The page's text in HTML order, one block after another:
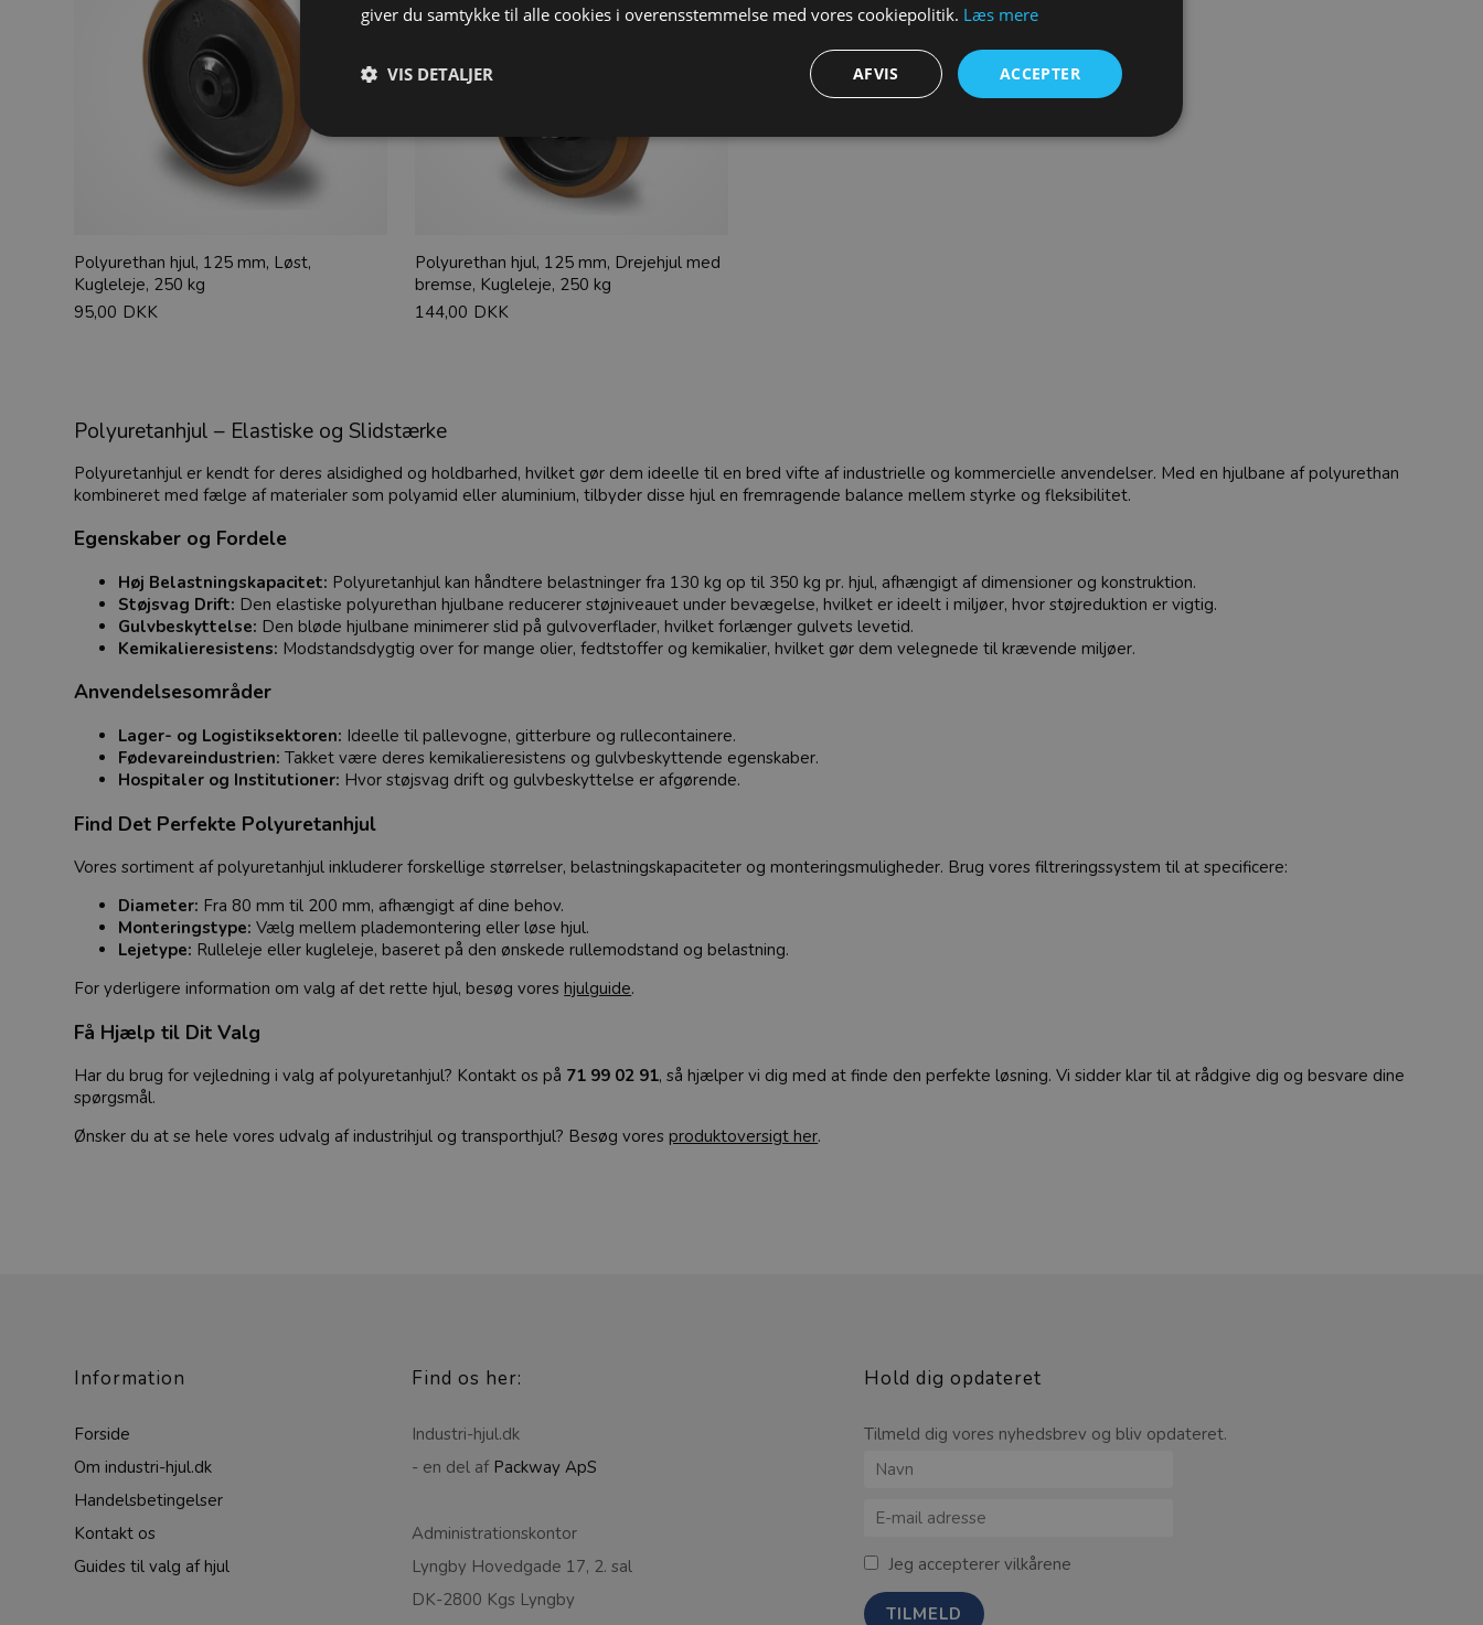
Polyurethan hjul, 125 mm, Løst,
Kugleleje, 250 kg
95,00 DKK
Polyurethan hjul, 125 mm, Drejehjul med
bremse, Kugleleje, 250 kg
144,00 DKK
Polyuretanhjul – Elastiske og Slidstærke
Polyuretanhjul er kendt for deres alsidighed og holdbarhed, hvilket gør dem ideelle til en bred vifte af industrielle og kommercielle anvendelser. Med en hjulbane af polyurethan
kombineret med fælge af materialer som polyamid eller aluminium, tilbyder disse hjul en fremragende balance mellem styrke og fleksibilitet.
Egenskaber og Fordele
Høj Belastningskapacitet: Polyuretanhjul kan håndtere belastninger fra 130 kg op til 350 kg pr. hjul, afhængigt af dimensioner og konstruktion.
Støjsvag Drift: Den elastiske polyurethan hjulbane reducerer støjniveauet under bevægelse, hvilket er ideelt i miljøer, hvor støjreduktion er vigtig.
Gulvbeskyttelse: Den bløde hjulbane minimerer slid på gulvoverflader, hvilket forlænger gulvets levetid.
Kemikalieresistens: Modstandsdygtig over for mange olier, fedtstoffer og kemikalier, hvilket gør dem velegnede til krævende miljøer.
Anvendelsesområder
Lager- og Logistiksektoren: Ideelle til pallevogne, gitterbure og rullecontainere.
Fødevareindustrien: Takket være deres kemikalieresistens og gulvbeskyttende egenskaber.
Hospitaler og Institutioner: Hvor støjsvag drift og gulvbeskyttelse er afgørende.
Find Det Perfekte Polyuretanhjul
Vores sortiment af polyuretanhjul inkluderer forskellige størrelser, belastningskapaciteter og monteringsmuligheder. Brug vores filtreringssystem til at specificere:
Diameter: Fra 80 mm til 200 mm, afhængigt af dine behov.
Monteringstype: Vælg mellem plademontering eller løse hjul.
Lejetype: Rulleleje eller kugleleje, baseret på den ønskede rullemodstand og belastning.
For yderligere information om valg af det rette hjul, besøg voreshjulguide.
Få Hjælp til Dit Valg
Har du brug for vejledning i valg af polyuretanhjul? Kontakt os på 71 99 02 91, så hjælper vi dig med at finde den perfekte løsning. Vi sidder klar til at rådgive dig og besvare dine
spørgsmål.
Ønsker du at se hele vores udvalg af industrihjul og transporthjul? Besøg voresproduktoversigt her.
Information
Forside
Om industri-hjul.dk
Handelsbetingelser
Kontakt os
Guides til valg af hjul
Find os her:
Industri-hjul.dk
- en del af Packway ApS
Administrationskontor
Lyngby Hovedgade 17, 2. sal
DK-2800 Kgs Lyngby
Hold dig opdateret
Tilmeld dig vores nyhedsbrev og bliv opdateret.
Jeg accepterer vilkårene
giver du samtykke til alle cookies i overensstemmelse med vores cookiepolitik. Læs mere
ACCEPTER
AFVIS
VIS DETALJER